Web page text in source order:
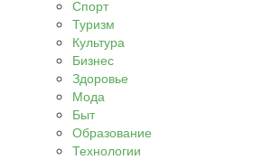
Спорт
Туризм
Культура
Бизнес
Здоровье
Мода
Быт
Образование
Технологии